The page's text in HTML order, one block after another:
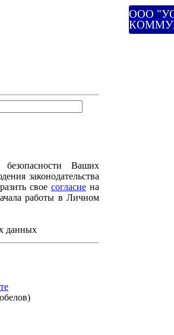
ООО
Ваших
законодательства
свое согласиена
работы в Личном
данных